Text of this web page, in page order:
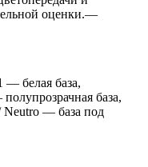
оценки.—
— белая база,
база,
Neutro — база под